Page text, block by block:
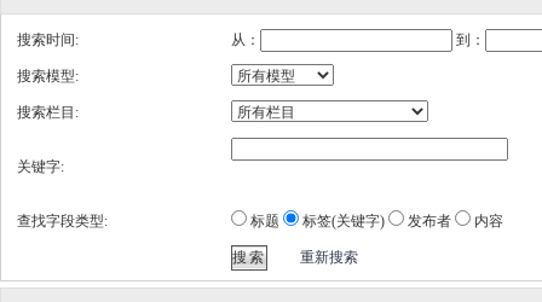
搜索时间: 从： 到：
搜索模型:
搜索栏目:
关键字:
查找字段类型: 标题 标签(关键字) 发布者 内容
重新搜索